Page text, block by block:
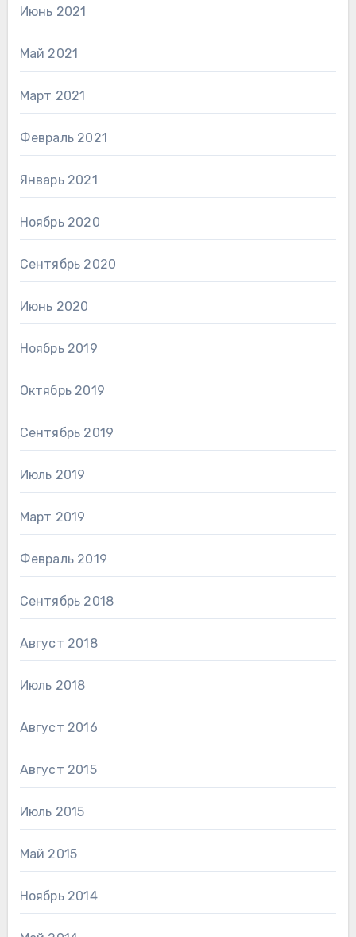
Июнь 2021
Май 2021
Март 2021
Февраль 2021
Январь 2021
Ноябрь 2020
Сентябрь 2020
Июнь 2020
Ноябрь 2019
Октябрь 2019
Сентябрь 2019
Июль 2019
Март 2019
Февраль 2019
Сентябрь 2018
Август 2018
Июль 2018
Август 2016
Август 2015
Июль 2015
Май 2015
Ноябрь 2014